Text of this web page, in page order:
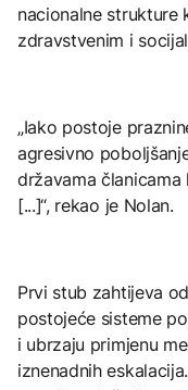
nacionalne strukture
zdravstvenim i
„Iako postoje
agresivno
državama
[...]“, rekao je Nolan.
Prvi stub zahtijeva
postojeće sisteme
i ubrzaju primjenu
iznenadnih